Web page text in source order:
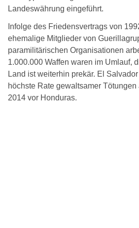
Landeswährung eingeführt.
Infolge des Friedensvertrags von
ehemalige Mitglieder von
paramilitärischen Organisationen
1.000.000 Waffen waren im Umlauf,
Land ist weiterhin prekär. El
höchste Rate gewaltsamer
2014 vor Honduras.